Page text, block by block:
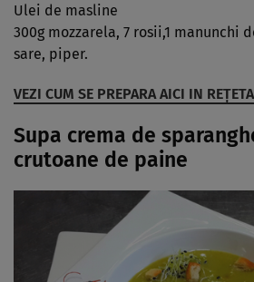
Ulei de masline
300g mozzarela, 7 rosii,1 manunchi
sare, piper.
VEZI CUM SE PREPARA AICI IN REŢETA
Supa crema de
crutoane de paine